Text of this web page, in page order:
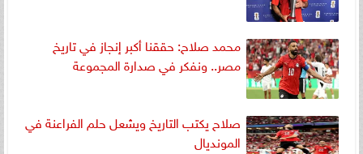
محمد صلاح: حققنا أكبر إنجاز في تاريخ
مصر.. ونفكر في صدارة المجموعة
صلاح يكتب التاريخ ويشعل حلم الفراعنة في
المونديال